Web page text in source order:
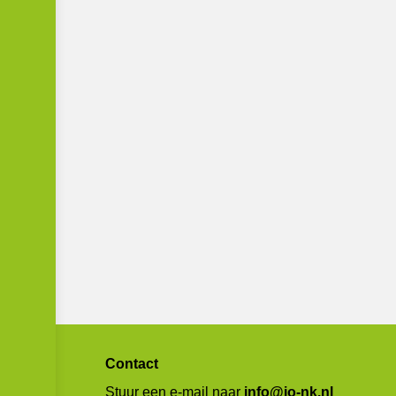
Contact
Stuur een e-mail naar info@jo-nk.nl